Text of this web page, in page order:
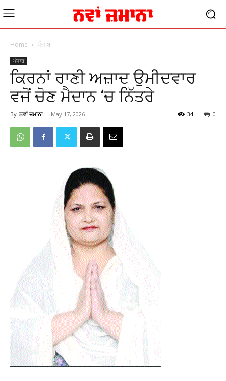
Home ਪੰਜਾਬ
ਪੰਜਾਬ
ਕਿਰਨਾਂ ਰਾਣੀ ਅਜ਼ਾਦ ਉਮੀਦਵਾਰ
ਵਜੋਂ ਚੋਣ ਮੈਦਾਨ ‘ਚ ਨਿੱਤਰੇ
By ਨਵਾਂ ਜ਼ਮਾਨਾ - May 17, 2026 0
34